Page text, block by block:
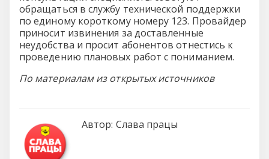
обращаться в службу технической поддержки
по единому короткому номеру 123. Провайдер
приносит извинения за доставленные
неудобства и просит абонентов отнестись к
проведению плановых работ с пониманием.
По материалам из открытых источников
Автор: Слава працы